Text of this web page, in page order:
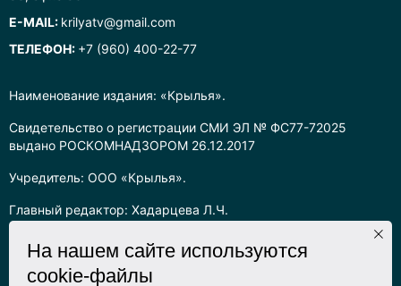
Наименование издания: «Крылья».
Свидетельство о регистрации СМИ ЭЛ № ФС77-72025
выдано РОСКОМНАДЗОРОМ 26.12.2017
Учредитель: ООО «Крылья».
Главный редактор: Хадарцева Л.Ч.
Информация на сайте предназначена для лиц старше 16 лет.
Все права на любые материалы, опубликованные на сайте,
E-MAIL: krilyatv@gmail.com
ТЕЛЕФОН: +7 (960) 400-22-77
На нашем сайте используются
cookie-файлы